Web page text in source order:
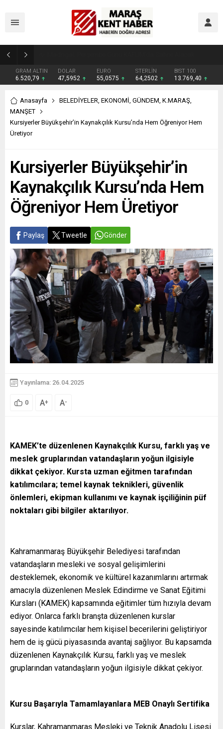
GRAM ALTIN
6.520,79
DOLAR
47,5952
EURO
55,0575
STERLİN
64,2502
BIST 100
13.769,40
Anasayfa BELEDİYELER, EKONOMİ, GÜNDEM, K.MARAŞ,
MANŞET
Kursiyerler Büyükşehir’in Kaynakçılık Kursu’nda Hem Öğreniyor Hem
Üretiyor
Kursiyerler Büyükşehir’in
Kaynakçılık Kursu’nda Hem
Öğreniyor Hem Üretiyor
Paylaş Tweetle Gönder
Yayınlama: 26.04.2025
0 A+ A-
KAMEK’te düzenlenen Kaynakçılık Kursu, farklı yaş ve
meslek gruplarından vatandaşların yoğun ilgisiyle
dikkat çekiyor. Kursta uzman eğitmen tarafından
katılımcılara; temel kaynak teknikleri, güvenlik
önlemleri, ekipman kullanımı ve kaynak işçiliğinin püf
noktaları gibi bilgiler aktarılıyor.
Kahramanmaraş Büyükşehir Belediyesi tarafından
vatandaşların mesleki ve sosyal gelişimlerini
desteklemek, ekonomik ve kültürel kazanımlarını artırmak
amacıyla düzenlenen Meslek Edindirme ve Sanat Eğitimi
Kursları (KAMEK) kapsamında eğitimler tüm hızıyla devam
ediyor. Onlarca farklı branşta düzenlenen kurslar
sayesinde katılımcılar hem kişisel becerilerini geliştiriyor
hem de iş gücü piyasasında avantaj sağlıyor. Bu kapsamda
düzenlenen Kaynakçılık Kursu, farklı yaş ve meslek
gruplarından vatandaşların yoğun ilgisiyle dikkat çekiyor.
Kursu Başarıyla Tamamlayanlara MEB Onaylı Sertifika
Kurslar, Kahramanmaraş Mesleki ve Teknik Anadolu Lisesi